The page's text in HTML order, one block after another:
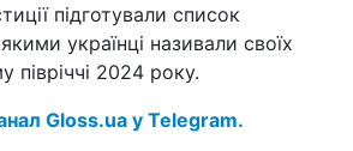
підготували список
українці називали своїх
півріччі 2024 року.
Gloss.ua у Telegram.